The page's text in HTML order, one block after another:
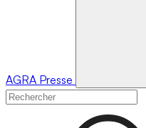
AGRA Presse